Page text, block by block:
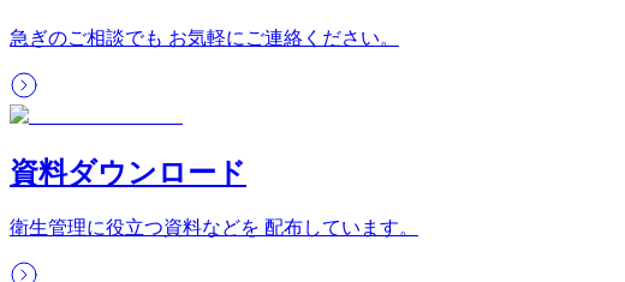
急ぎのご相談でも お気軽にご連絡ください。
資料ダウンロード
衛生管理に役立つ資料などを 配布しています。